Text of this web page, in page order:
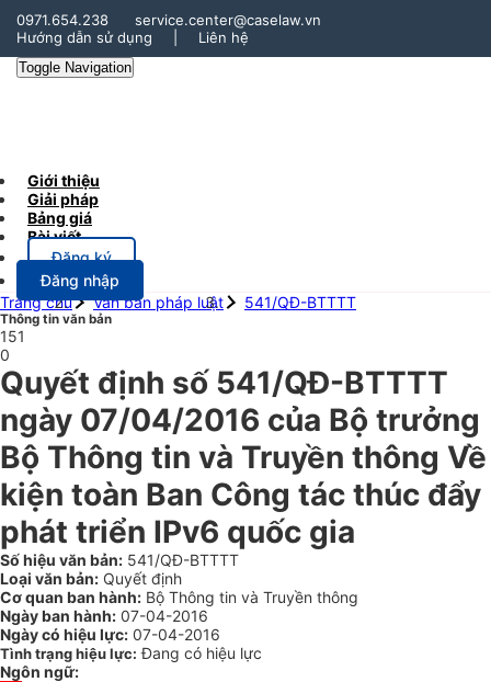
0971.654.238
service.center@caselaw.vn
Hướng dẫn sử dụng
Liên hệ
Toggle Navigation
Giới thiệu
Giải pháp
Bảng giá
Bài viết
Đăng ký
Đăng nhập
Trang chủ
Văn bản pháp luật 541/QĐ-BTTTT
Thông tin văn bản
151
0
Quyết định số 541/QĐ-BTTTT
ngày 07/04/2016 của Bộ trưởng
Bộ Thông tin và Truyền thông Về
kiện toàn Ban Công tác thúc đẩy
phát triển IPv6 quốc gia
Số hiệu văn bản: 541/QĐ-BTTTT
Loại văn bản: Quyết định
Cơ quan ban hành: Bộ Thông tin và Truyền thông
Ngày ban hành: 07-04-2016
Ngày có hiệu lực: 07-04-2016
Tình trạng hiệu lực: Đang có hiệu lực
Ngôn ngữ: